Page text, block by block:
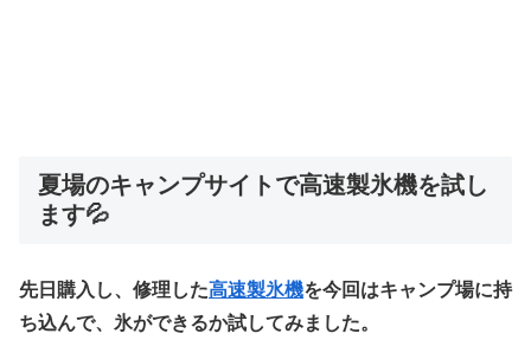
夏場のキャンプサイトで高速製氷機を試し
ます💦
先日購入し、修理した高速製氷機を今回はキャンプ場に持
ち込んで、氷ができるか試してみました。